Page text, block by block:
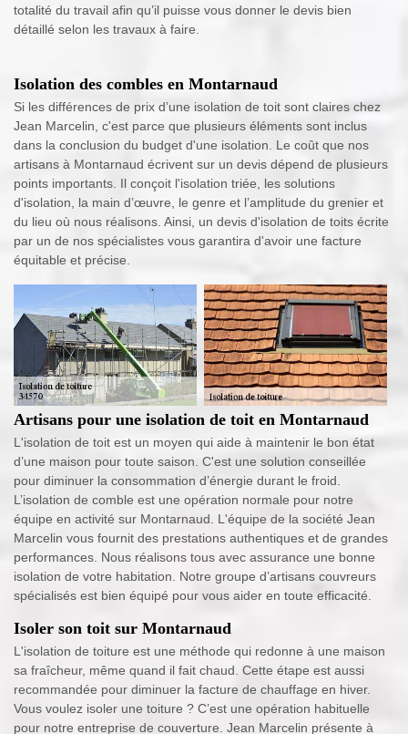
totalité du travail afin qu’il puisse vous donner le devis bien
détaillé selon les travaux à faire.
Isolation des combles en Montarnaud
Si les différences de prix d’une isolation de toit sont claires chez
Jean Marcelin, c'est parce que plusieurs éléments sont inclus
dans la conclusion du budget d'une isolation. Le coût que nos
artisans à Montarnaud écrivent sur un devis dépend de plusieurs
points importants. Il conçoit l'isolation triée, les solutions
d'isolation, la main d’œuvre, le genre et l’amplitude du grenier et
du lieu où nous réalisons. Ainsi, un devis d'isolation de toits écrite
par un de nos spécialistes vous garantira d'avoir une facture
équitable et précise.
Artisans pour une isolation de toit en Montarnaud
L'isolation de toit est un moyen qui aide à maintenir le bon état
d’une maison pour toute saison. C'est une solution conseillée
pour diminuer la consommation d’énergie durant le froid.
L’isolation de comble est une opération normale pour notre
équipe en activité sur Montarnaud. L'équipe de la société Jean
Marcelin vous fournit des prestations authentiques et de grandes
performances. Nous réalisons tous avec assurance une bonne
isolation de votre habitation. Notre groupe d’artisans couvreurs
spécialisés est bien équipé pour vous aider en toute efficacité.
Isoler son toit sur Montarnaud
L'isolation de toiture est une méthode qui redonne à une maison
sa fraîcheur, même quand il fait chaud. Cette étape est aussi
recommandée pour diminuer la facture de chauffage en hiver.
Vous voulez isoler une toiture ? C’est une opération habituelle
pour notre entreprise de couverture. Jean Marcelin présente à